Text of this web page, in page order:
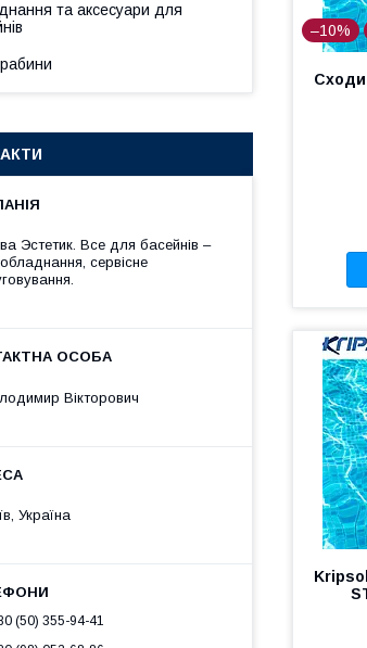
–10%
Сходи
та аксесуари для
Эстетик. Все для басейнів –
обладнання, сервісне
Вікторович
Україна
(50) 355-94-41